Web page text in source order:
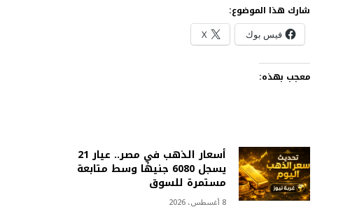
شارك هذا الموضوع:
فيس بوك X
معجب بهذه:
أسعار الذهب في مصر.. عيار 21
يسجل 6080 جنيهًا وسط متابعة
مستمرة للسوق
8 أغسطس، 2026